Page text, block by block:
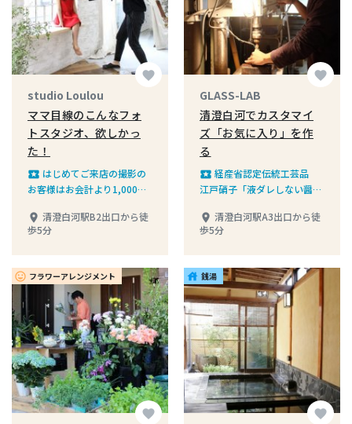
favorite
studio Loulou
ママ目線のこんなフォ
トスタジオ、欲しかっ
た！
local_play はじめてご来店の撮影の
お客様はお会計より1,000円
place 清澄白河駅B2出口から徒
歩5分
favorite
GLASS-LAB
清澄白河でカスタマイ
ズ「お気に入り」を作
る
local_play 経産省認定伝統工芸品
江戸硝子「液ダレしない醤油
予約で通常5,000円→4,500
円
place 清澄白河駅A3出口から徒
歩5分
insert_emoticon フラワーアレンジメント
favorite
house 銭湯
favorite